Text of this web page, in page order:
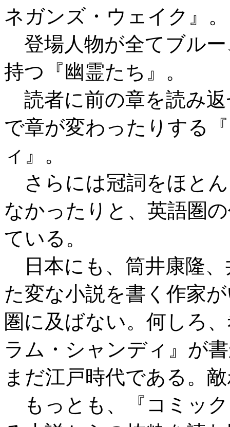
ネガンズ・ウェイク』。
登場人物が全てブル
持つ『幽霊たち』。
読者に前の章を読み
で章が変わったりする
ィ』。
さらには冠詞をほと
なかったりと、英語圏
ている。
日本にも、筒井康隆
た変な小説を書く作家
圏に及ばない。何しろ
ラム・シャンディ』が
まだ江戸時代である。
もっとも、『コミッ